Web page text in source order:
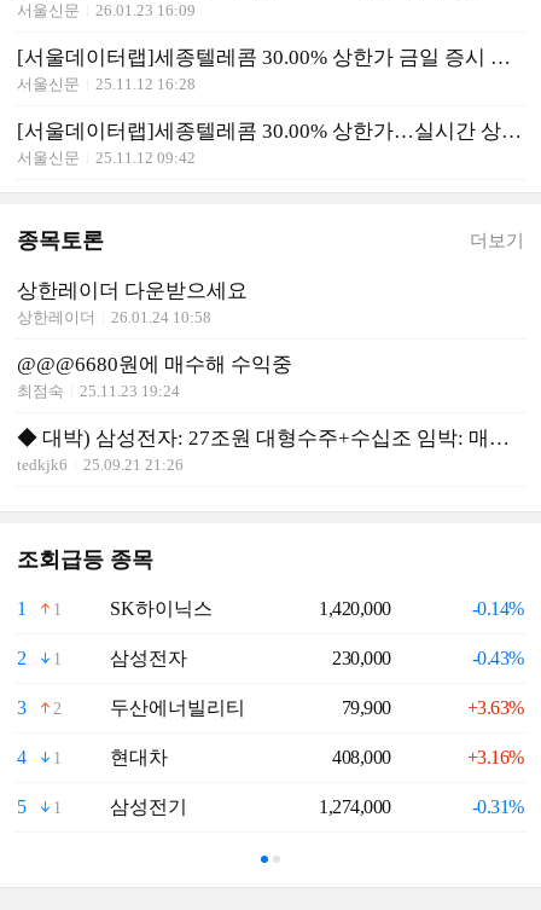
서울신문 26.01.23 16:09
[서울데이터랩]세종텔레콤 30.00% 상한가 금일 증시 상승률 1위로 마감
서울신문 25.11.12 16:28
[서울데이터랩]세종텔레콤 30.00% 상한가…실시간 상승률 1위
서울신문 25.11.12 09:42
종목토론 더보기
상한레이더 다운받으세요
상한레이더 26.01.24 10:58
@@@6680원에 매수해 수익중
최점숙 25.11.23 19:24
◆ 대박) 삼성전자: 27조원 대형수주+수십조 임박: 매수 유리
tedkjk6 25.09.21 21:26
조회급등 종목
1 1 SK하이닉스 1,420,000 -0.14%
2 1 삼성전자 230,000 -0.43%
3 2 두산에너빌리티 79,900 +3.63%
4 1 현대차 408,000 +3.16%
5 1 삼성전기 1,274,000 -0.31%